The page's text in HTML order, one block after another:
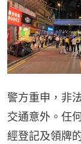
警方重申，非
交通意外。任
經登記及領牌